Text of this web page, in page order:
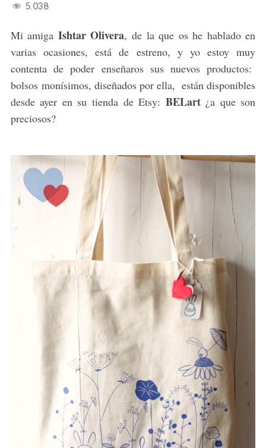
5.038
Mi amiga Ishtar Olivera, de la que os he hablado en
varias ocasiones, está de estreno, y yo estoy muy
contenta de poder enseñaros sus nuevos productos:
bolsos monísimos, diseñados por ella, están disponibles
desde ayer en su tienda de Etsy: BELart¿a que son
preciosos?